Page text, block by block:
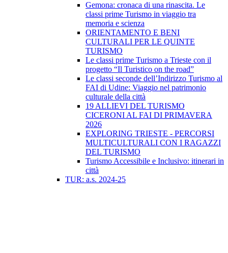
Gemona: cronaca di una rinascita. Le
classi prime Turismo in viaggio tra
memoria e scienza
ORIENTAMENTO E BENI
CULTURALI PER LE QUINTE
TURISMO
Le classi prime Turismo a Trieste con il
progetto “Il Turistico on the road”
Le classi seconde dell’Indirizzo Turismo al
FAI di Udine: Viaggio nel patrimonio
culturale della città
19 ALLIEVI DEL TURISMO
CICERONI AL FAI DI PRIMAVERA
2026
EXPLORING TRIESTE - PERCORSI
MULTICULTURALI CON I RAGAZZI
DEL TURISMO
Turismo Accessibile e Inclusivo: itinerari in
città
TUR: a.s. 2024-25